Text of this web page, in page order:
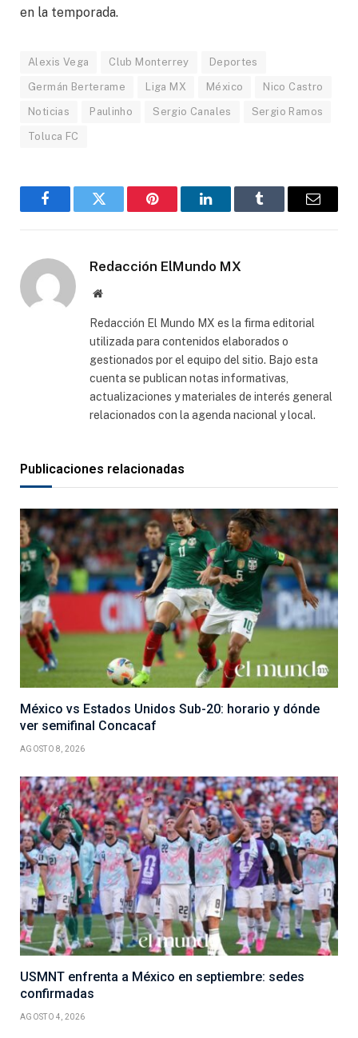
en la temporada.
Alexis Vega Club Monterrey Deportes
Germán Berterame Liga MX México Nico Castro
Noticias Paulinho Sergio Canales Sergio Ramos
Toluca FC
FacebookGorjeo Pinterest LinkedInTumblr
Correo
Redacción ElMundo MX
Sitio
Redacción El Mundo MX es la firma editorial
utilizada para contenidos elaborados o
gestionados por el equipo del sitio. Bajo esta
cuenta se publican notas informativas,
actualizaciones y materiales de interés general
relacionados con la agenda nacional y local.
Publicaciones relacionadas
México vs Estados Unidos Sub-20: horario y dónde
ver semifinal Concacaf
AGOSTO 8, 2026
USMNT enfrenta a México en septiembre: sedes
confirmadas
AGOSTO 4, 2026